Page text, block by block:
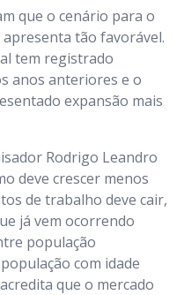
que o cenário para o
tão favorável.
tem registrado
anos anteriores e o
expansão mais
Rodrigo Leandro
deve crescer menos
de trabalho deve cair,
já vem ocorrendo
população
com idade
que o mercado